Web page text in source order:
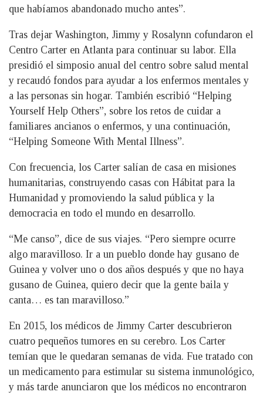
que habíamos abandonado mucho antes”.
Tras dejar Washington, Jimmy y Rosalynn cofundaron el
Centro Carter en Atlanta para continuar su labor. Ella
presidió el simposio anual del centro sobre salud mental
y recaudó fondos para ayudar a los enfermos mentales y
a las personas sin hogar. También escribió “Helping
Yourself Help Others”, sobre los retos de cuidar a
familiares ancianos o enfermos, y una continuación,
“Helping Someone With Mental Illness”.
Con frecuencia, los Carter salían de casa en misiones
humanitarias, construyendo casas con Hábitat para la
Humanidad y promoviendo la salud pública y la
democracia en todo el mundo en desarrollo.
“Me canso”, dice de sus viajes. “Pero siempre ocurre
algo maravilloso. Ir a un pueblo donde hay gusano de
Guinea y volver uno o dos años después y que no haya
gusano de Guinea, quiero decir que la gente baila y
canta… es tan maravilloso.”
En 2015, los médicos de Jimmy Carter descubrieron
cuatro pequeños tumores en su cerebro. Los Carter
temían que le quedaran semanas de vida. Fue tratado con
un medicamento para estimular su sistema inmunológico,
y más tarde anunciaron que los médicos no encontraron